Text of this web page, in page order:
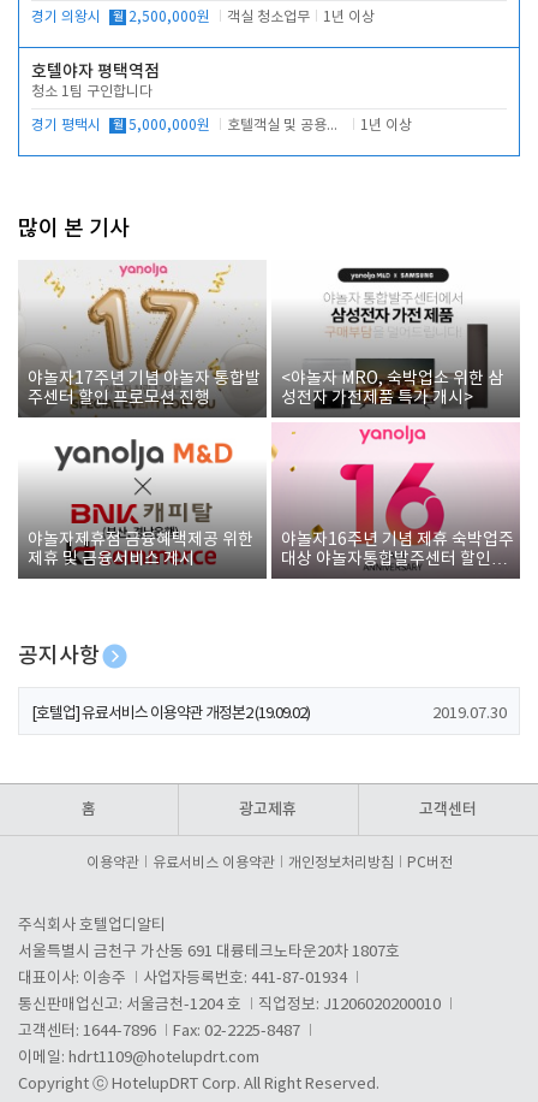
경기 의왕시 월 2,500,000원 객실 청소업무 1년 이상
호텔야자 평택역점
청소 1팀 구인합니다
경기 평택시 월 5,000,000원 호텔객실 및 공용시설 청소 관리 1년 이상
많이 본 기사
야놀자17주년 기념 야놀자 통합발
주센터 할인 프로모션 진행
<야놀자 MRO, 숙박업소 위한 삼
성전자 가전제품 특가 개시>
야놀자제휴점 금융혜택제공 위한
제휴 및 금융서비스 게시
야놀자16주년 기념 제휴 숙박업주
대상 야놀자통합발주센터 할인쿠
폰 증정
공지사항
[호텔업] 개인정보 처리방침 개정본1 (19.09.02)
[호텔업] 유료서비스 이용약관 개정본2 (19.09.02) 2019.07.30
홈 광고제휴 고객센터
이용약관 유료서비스 이용약관 개인정보처리방침 PC버전
주식회사 호텔업디알티
서울특별시 금천구 가산동 691 대륭테크노타운20차 1807호
대표이사: 이송주
사업자등록번호: 441-87-01934
통신판매업신고: 서울금천-1204 호
직업정보: J1206020200010
고객센터: 1644-7896
Fax: 02-2225-8487
이메일: hdrt1109@hotelupdrt.com
Copyright ⓒ HotelupDRT Corp. All Right Reserved.